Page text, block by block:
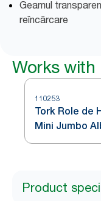
Geamul
reîncărcare
Works with
110253
Tork Role de
Mini Jumbo
Product